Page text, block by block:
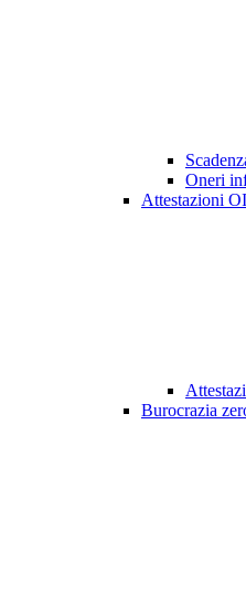
Oneri
Attestazioni
Burocrazia